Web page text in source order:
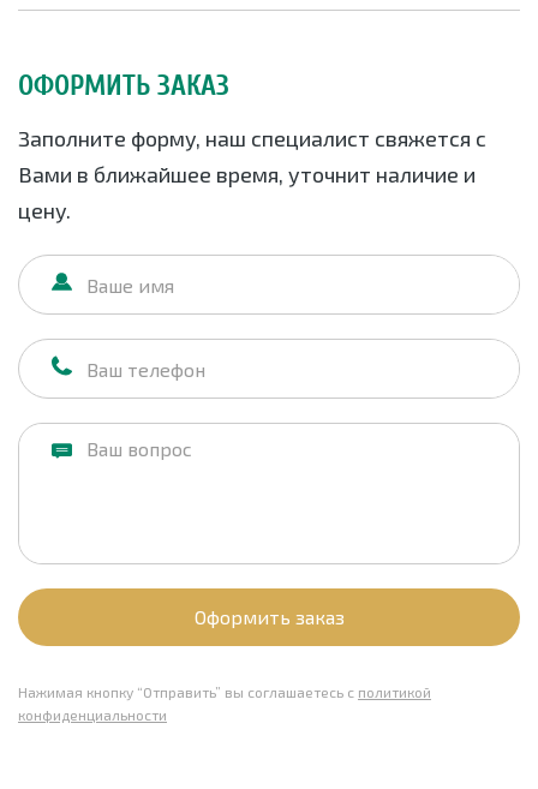
ОФОРМИТЬ ЗАКАЗ
Заполните форму, наш специалист свяжется с
Вами в ближайшее время, уточнит наличие и
цену.
Оформить заказ
Нажимая кнопку “Отправить” вы соглашаетесь с политикой
конфиденциальности